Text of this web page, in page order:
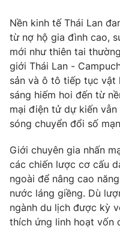
Chất lượng cuộc sống
Tuyển sinh
Học trực tuyến
Công nghệ
Hitech Công nghệ
Sản phẩm
Thị trường
Tư vấn
Giao lưu trực tuyến
Lịch phát sóng
Emagazine
Photo
Nền kinh tế Thái Lan
từ nợ hộ gia đình cao,
mới như thiên tai
giới Thái Lan -
sản và ô tô tiếp tục
sáng hiếm hoi đến từ
mại điện tử dự kiến
sóng chuyển đổi số
Giới chuyên gia nhấn
các chiến lược cơ cấu
ngoài để nâng cao
nước láng giềng. Dù
ngành du lịch được kỳ
thích ứng linh hoạt vốn